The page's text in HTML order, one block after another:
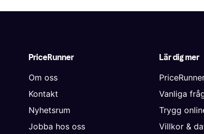
PriceRunner
Om oss
Kontakt
Nyhetsrum
Jobba hos oss
Lär dig mer
Vanliga
Trygg
Villkor &